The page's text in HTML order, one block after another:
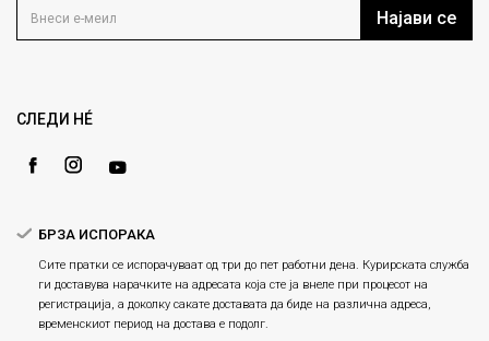
Блог
Gift Card
Како да купите
Замена и рефундација на производи
Најави се
СЛЕДИ НÉ
БРЗА ИСПОРАКА
Сите пратки се испорачуваат од три до пет работни дена. Курирската служба
ги доставува нарачките на адресата која сте ја внеле при процесот на
регистрација, а доколку сакате доставата да биде на различна адреса,
временскиот период на достава е подолг.